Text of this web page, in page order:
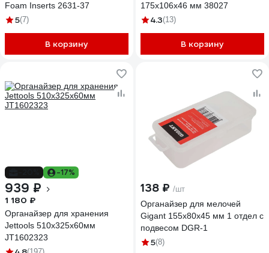
Foam Inserts 2631-37
5(7)
В корзину
175x106x46 мм 38027
4.3(13)
В корзину
-17%
939 ₽
1 180 ₽
Органайзер для хранения
Jettools 510х325х60мм
JT1602323
138 ₽ /шт
Органайзер для мелочей
Gigant 155x80x45 мм 1 отдел с
подвесом DGR-1
5(8)